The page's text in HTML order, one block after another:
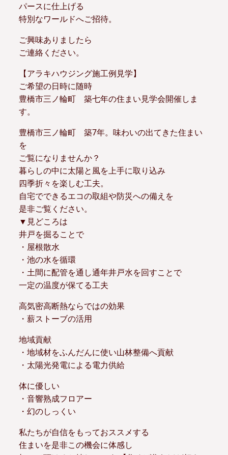
パースに仕上げる
特別なワールドへご招待。
ご興味ありましたら
ご連絡ください。
【アラキハウジング施工例見学】
ご希望の日時に随時
豊橋市三ノ輪町 築七年の住まい見学会開催しま
す。
豊橋市三ノ輪町 築7年。味わいの出てきた住まい
を
ご覧になりませんか？
暮らしの中に太陽と風を上手に取り込み
四季折々を楽しむ工夫。
自宅でできるエコの取組や防災への備えを
是非ご覧ください。
▼見どころは
井戸を掘ることで
・屋根散水
・池の水を循環
・土間に配管を通し通年井戸水を回すことで
一定の温度が保てる工夫
高気密高断熱ならではの効果
・薪ストーブの活用
地域貢献
・地域材をふんだんに使い山林整備へ貢献
・太陽光発電による電力供給
体に優しい
・音響熟成フロアー
・幻のしっくい
私たちが自信をもっておススメする
住まいを是非この機会に体感し